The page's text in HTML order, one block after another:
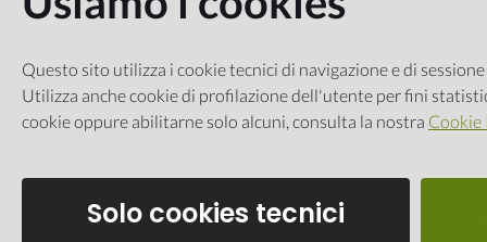
Questo sito utilizza i cookie tecnici di navigazione e di
Utilizza anche cookie di profilazione dell'utente per fini
cookie oppure abilitarne solo alcuni, consulta la nostra Cookie
Solo cookies tecnici